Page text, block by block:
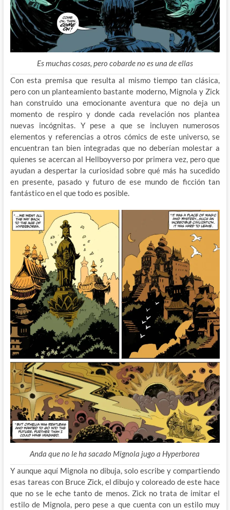
Es muchas cosas, pero cobarde no es una de ellas
Con esta premisa que resulta al mismo tiempo tan clásica,
pero con un planteamiento bastante moderno, Mignola y Zick
han construido una emocionante aventura que no deja un
momento de respiro y donde cada revelación nos plantea
nuevas incógnitas. Y pese a que se incluyen numerosos
elementos y referencias a otros cómics de este universo, se
encuentran tan bien integradas que no deberían molestar a
quienes se acercan al Hellboyverso por primera vez, pero que
ayudan a despertar la curiosidad sobre qué más ha sucedido
en presente, pasado y futuro de ese mundo de ficción tan
fantástico en el que todo es posible.
Anda que no le ha sacado Mignola jugo a Hyperborea
Y aunque aquí Mignola no dibuja, solo escribe y compartiendo
esas tareas con Bruce Zick, el dibujo y coloreado de este hace
que no se le eche tanto de menos. Zick no trata de imitar el
estilo de Mignola, pero pese a que cuenta con un estilo muy